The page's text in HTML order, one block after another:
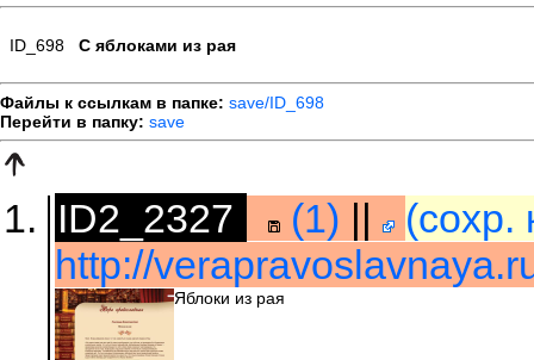
ID_698 С яблоками из рая
Файлы к ссылкам в папке: save/ID_698
Перейти в папку: save
ID2_2327 (1) ||
(сохр.
http://
Яблоки из рая